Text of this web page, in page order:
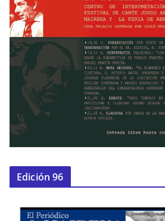
Edición 96